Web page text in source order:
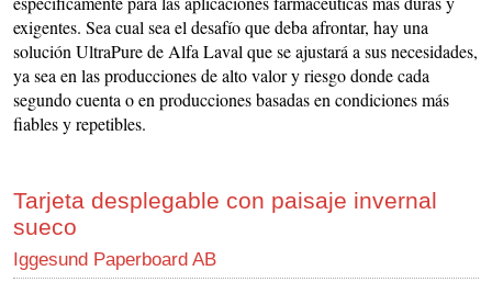
exigentes. Sea cual sea el desafío que deba afrontar, hay una
solución UltraPure de Alfa Laval que se ajustará a sus necesidades,
ya sea en las producciones de alto valor y riesgo donde cada
segundo cuenta o en producciones basadas en condiciones más
fiables y repetibles.
Tarjeta desplegable con paisaje invernal
sueco
Iggesund Paperboard AB